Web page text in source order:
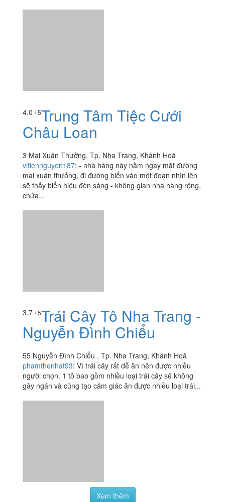
4.0 / 5Trung Tâm Tiệc Cưới
Châu Loan
3 Mai Xuân Thưởng, Tp. Nha Trang, Khánh Hoà
vitiennguyen187: - nhà hàng này nằm ngay mặt đường
mai xuân thưởng, đi đường biển vào một đoạn nhìn lên
sẽ thấy biển hiệu đèn sáng - không gian nhà hàng rộng,
chứa...
3.7 / 5Trái Cây Tô Nha Trang -
Nguyễn Đình Chiểu
55 Nguyễn Đình Chiểu , Tp. Nha Trang, Khánh Hoà
phamthenhat93: Vì trái cây rất dễ ăn nên được nhiều
người chọn. 1 tô bao gồm nhiều loại trái cây sẽ không
gây ngán và cũng tạo cảm giác ăn được nhiều loại trái...
Xem thêm